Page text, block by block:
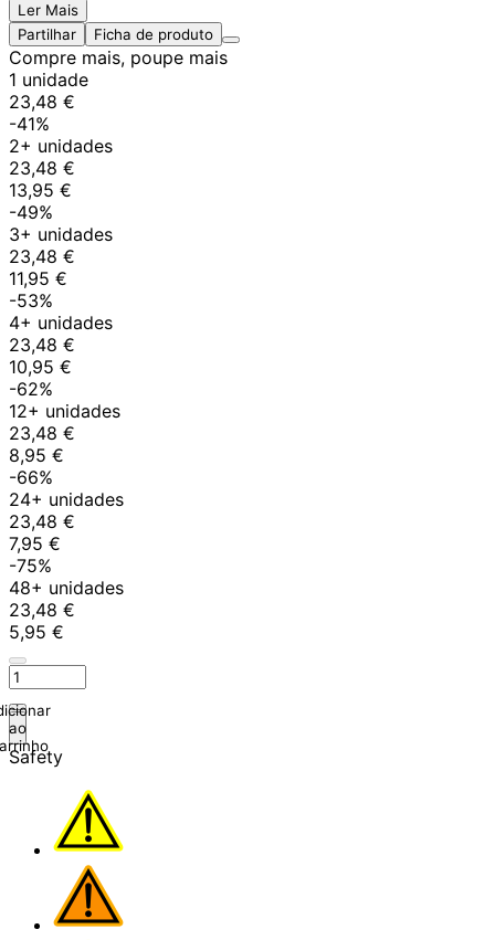
Ler Mais
Partilhar
Ficha de produto
Compre mais, poupe mais
1 unidade
23,48 €
-41%
2+ unidades
23,48 €
13,95 €
-49%
3+ unidades
23,48 €
11,95 €
-53%
4+ unidades
23,48 €
10,95 €
-62%
12+ unidades
23,48 €
8,95 €
-66%
24+ unidades
23,48 €
7,95 €
-75%
48+ unidades
23,48 €
5,95 €
ao
Safety